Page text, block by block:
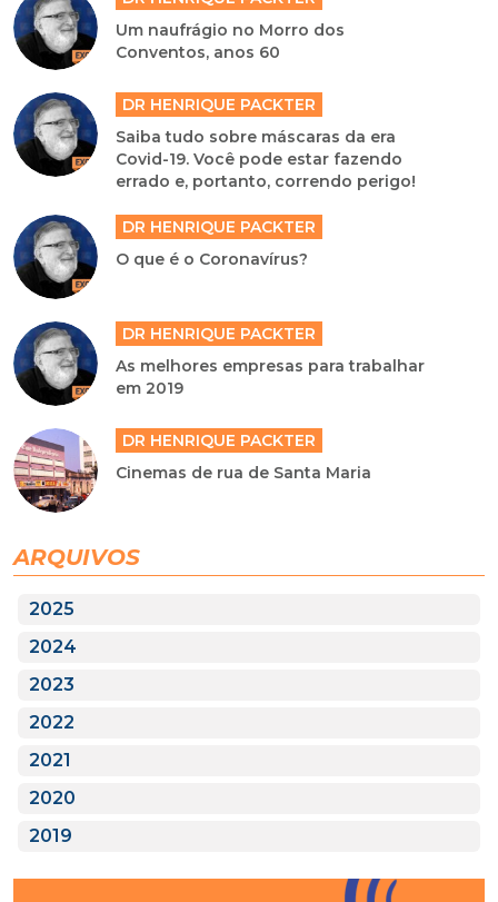
Um naufrágio no Morro dos
Conventos, anos 60
DR HENRIQUE PACKTER
Saiba tudo sobre máscaras da era
Covid-19. Você pode estar fazendo
errado e, portanto, correndo perigo!
DR HENRIQUE PACKTER
O que é o Coronavírus?
DR HENRIQUE PACKTER
As melhores empresas para trabalhar
em 2019
DR HENRIQUE PACKTER
Cinemas de rua de Santa Maria
ARQUIVOS
2025
2024
2023
2022
2021
2020
2019